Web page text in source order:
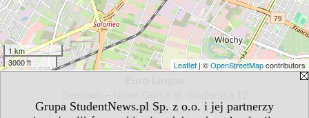
Grupa StudentNews.pl Sp. z o.o. i jej partnerzy
1 km
3000 ft
Leaflet | ©OpenStreetMapcontributors
tel. 607 639 435